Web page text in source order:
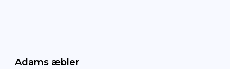
Adams æbler